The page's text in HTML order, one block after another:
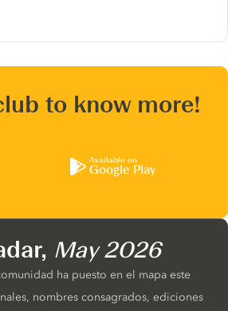
to know more!
Available on
Google Play
May 2026
ha puesto en el mapa este
nombres consagrados, ediciones